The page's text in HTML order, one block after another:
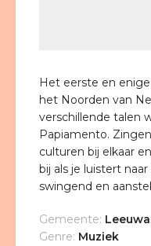
Het eerste en
het Noorden van
verschillende talen
Papiamento.
culturen bij elkaar
bij als je luistert
swingend en
Gemeente:
Genre: Muziek